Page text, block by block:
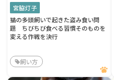
宮脇灯子
猫の多頭飼いで起きた盗み食い問
題 ちびちび食べる習慣そのものを
変える作戦を決行
飼い方